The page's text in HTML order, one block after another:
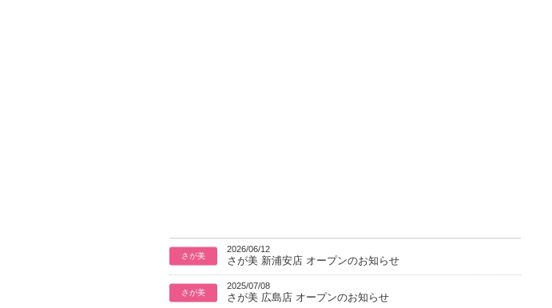
さが美
2026/06/12
さが美 新浦安店 オープンのお知らせ
さが美
2025/07/08
さが美 広島店 オープンのお知らせ